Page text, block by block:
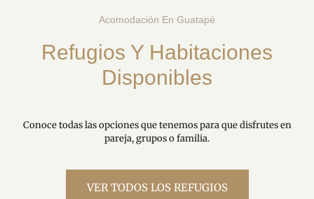
Acomodación En Guatapé
Refugios Y Habitaciones
Disponibles
Conoce todas las opciones que tenemos para que disfrutes en
pareja, grupos o familia.
VER TODOS LOS REFUGIOS